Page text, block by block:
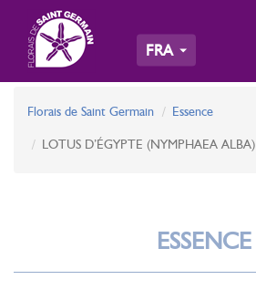
FRA
Florais de Saint Germain Essence
LOTUS D’ÉGYPTE (NYMPHAEA ALBA)
ESSENCE